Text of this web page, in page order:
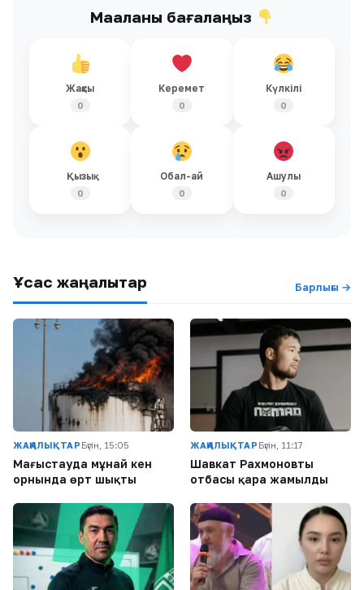
Мақаланы бағалаңыз
Жақсы
0
Керемет
0
Күлкілі
0
Қызық
0
Обал-ай
0
Ашулы
0
Ұқсас жаңалықтар Барлығы →
ЖАҢАЛЫҚТАР Бүгін, 15:05
Маңғыстауда мұнай кен
орнында өрт шықты
ЖАҢАЛЫҚТАР Бүгін, 11:17
Шавкат Рахмоновтың
отбасы қара жамылды